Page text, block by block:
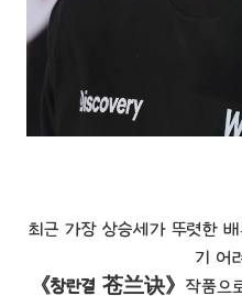
최근 가장 상승세가 뚜렷한
기 어
《창란결 苍兰诀》 작품으